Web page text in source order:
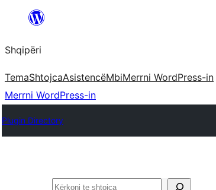
Hidhu
lënda
Shqipëri
TemaShtojcaAsistencëMbiMerrni WordPress-in
Merrni WordPress-in
Plugin Directory
Kërko